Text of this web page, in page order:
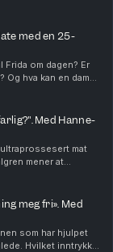
det? Hjelper det å
med en 25-
Frida om dagen? Er
hva kan en dame
gjøre for å ikke
Med Hanne-
mat
mener at
Hva mener hun
meg fri». Med
som har hjulpet
Hvilket inntrykk